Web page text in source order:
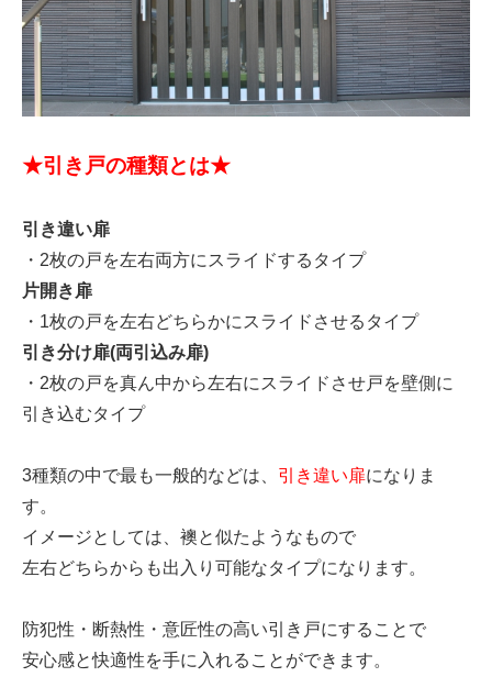
★引き戸の種類とは★
引き違い扉
・2枚の戸を左右両方にスライドするタイプ
片開き扉
・1枚の戸を左右どちらかにスライドさせるタイプ
引き分け扉(両引込み扉)
・2枚の戸を真ん中から左右にスライドさせ戸を壁側に
引き込むタイプ
3種類の中で最も一般的などは、 引き違い扉になりま
す。
イメージとしては、襖と似たようなもので
左右どちらからも出入り可能なタイプになります。
防犯性・断熱性・意匠性の高い引き戸にすることで
安心感と快適性を手に入れることができます。